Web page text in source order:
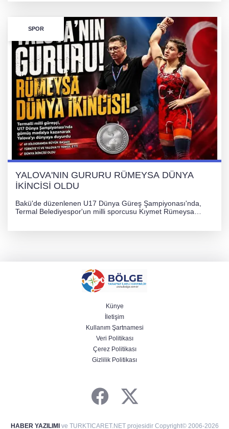
SPOR
YALOVA'NIN GURURU RÜMEYSA DÜNYA
İKİNCİSİ OLDU
Bakü'de düzenlenen U17 Dünya Güreş Şampiyonası'nda,
Termal Belediyespor'un milli sporcusu Kıymet Rümeysa
Künye
İletişim
Kullanım Şartnamesi
Veri Politikası
Çerez Politikası
Gizlilik Politikası
HABER YAZILIMIve TURKTICARET.NET projesidir Copyright© 2006-2026